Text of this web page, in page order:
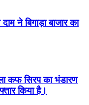
ने बिगाड़ा बाजार का
कफ सिरप का भंडारण
किया है।